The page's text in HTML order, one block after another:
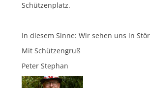
Schützenplatz.
In diesem Sinne: Wir sehen uns in
Mit Schützengruß
Peter Stephan